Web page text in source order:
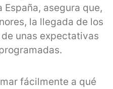
asegura que,
la llegada de los
unas expectativas
fácilmente a qué